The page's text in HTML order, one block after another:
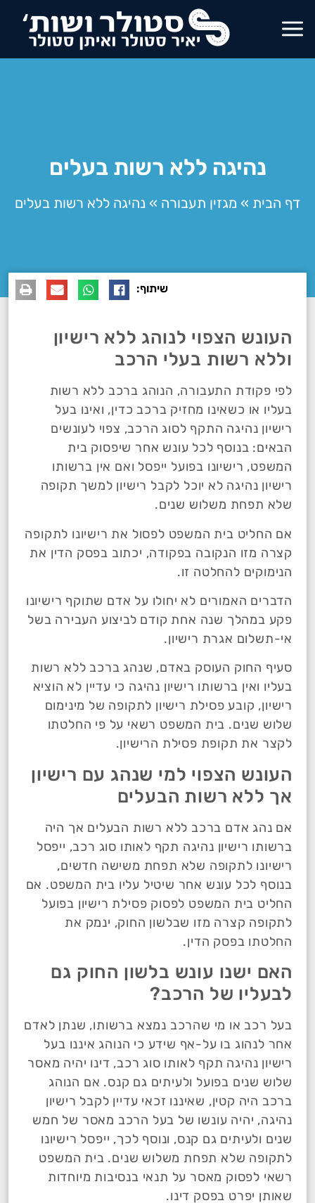
נהיגה ללא רשות בעלים
דף הבית » מגזין תעבורה » נהיגה ללא רשות בעלים
שיתוף:
העונש הצפוי לנוהג ללא רישיון
וללא רשות בעלי הרכב
לפי פקודת התעבורה, הנוהג ברכב ללא רשות
בעליו או כשאינו מחזיק ברכב כדין, ואינו בעל
רישיון נהיגה התקף לסוג הרכב, צפוי לעונשים
הבאים: בנוסף לכל עונש אחר שיפסוק בית
המשפט, רישיונו בפועל ייפסל ואם אין ברשותו
רישיון נהיגה לא יוכל לקבל רישיון למשך תקופה
שלא תפחת משלוש שנים.
אם החליט בית המשפט לפסול את רישיונו לתקופה
קצרה מזו הנקובה בפקודה, יכתוב בפסק הדין את
הנימוקים להחלטה זו.
הדברים האמורים לא יחולו על אדם שתוקף רישיונו
פקע במהלך שנה אחת קודם לביצוע העבירה בשל
אי-תשלום אגרת רישיון.
סעיף החוק העוסק באדם, שנהג ברכב ללא רשות
בעליו ואין ברשותו רישיון נהיגה כי עדיין לא הוציא
רישיון, קובע פסילת רישיון לתקופה של מינימום
שלוש שנים. בית המשפט רשאי על פי החלטתו
לקצר את תקופת פסילת הרישיון.
העונש הצפוי למי שנהג עם רישיון
אך ללא רשות הבעלים
אם נהג אדם ברכב ללא רשות הבעלים אך היה
ברשותו רישיון נהיגה תקף לאותו סוג רכב, ייפסל
רישיונו לתקופה שלא תפחת משישה חדשים,
בנוסף לכל עונש אחר שיטיל עליו בית המשפט. אם
החליט בית המשפט לפסוק פסילת רישיון בפועל
לתקופה קצרה מזו שבלשון החוק, ינמק את
החלטתו בפסק הדין.
האם ישנו עונש בלשון החוק גם
לבעליו של הרכב?
בעל רכב או מי שהרכב נמצא ברשותו, שנתן לאדם
אחר לנהוג בו על-אף שידע כי הנוהג איננו בעל
רישיון נהיגה תקף לאותו סוג רכב, דינו יהיה מאסר
שלוש שנים בפועל ולעיתים גם קנס. אם הנוהג
ברכב היה קטין, שאיננו זכאי עדיין לקבל רישיון
נהיגה, יהיה עונשו של בעל הרכב מאסר של חמש
שנים ולעיתים גם קנס, ונוסף לכך, ייפסל רישיונו
לתקופה שלא תפחת משלוש שנים. בית המשפט
רשאי לפסוק מאסר על תנאי בנסיבות מיוחדות
שאותן יפרט בפסק דינו.